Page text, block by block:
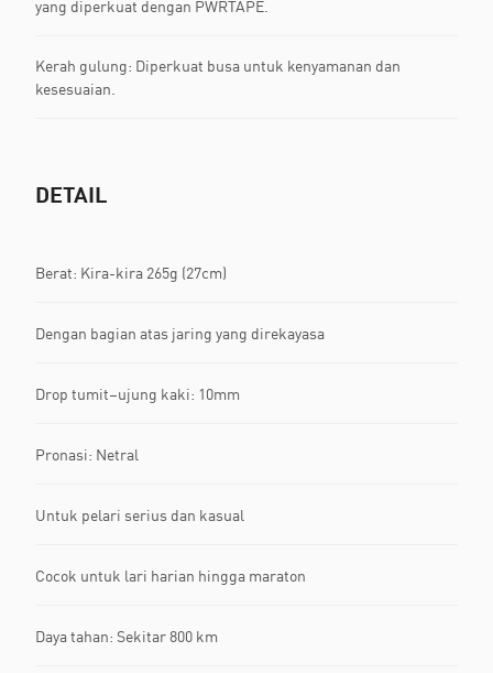
yang diperkuat dengan PWRTAPE.
Kerah gulung: Diperkuat busa untuk kenyamanan dan
kesesuaian.
DETAIL
Berat: Kira-kira 265g (27cm)
Dengan bagian atas jaring yang direkayasa
Drop tumit–ujung kaki: 10mm
Pronasi: Netral
Untuk pelari serius dan kasual
Cocok untuk lari harian hingga maraton
Daya tahan: Sekitar 800 km